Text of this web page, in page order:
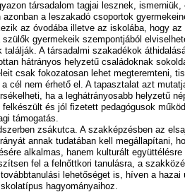
társadalom tagjai lesznek, ismerniük,
azonban a leszakadó csoportok
az óvodába illetve az iskolába, hogy
gyermekeik szempontjából
találják. A társadalmi szakadékok
hátrányos helyzetű családoknak
csak fokozatosan lehet megteremteni,
cél nem érhető el. A tapasztalat azt
ha a leghátrányosabb helyzetű
felkészült és jól fizetett pedagógusok
támogatás.
zsákutca. A szakképzésben az
annak tudatában kell megállapítani,
alkalmas, hanem kulturált együttélésre
fel a felnőttkori tanulásra, a
lehetőséget is, híven a hazai
hagyományaihoz.